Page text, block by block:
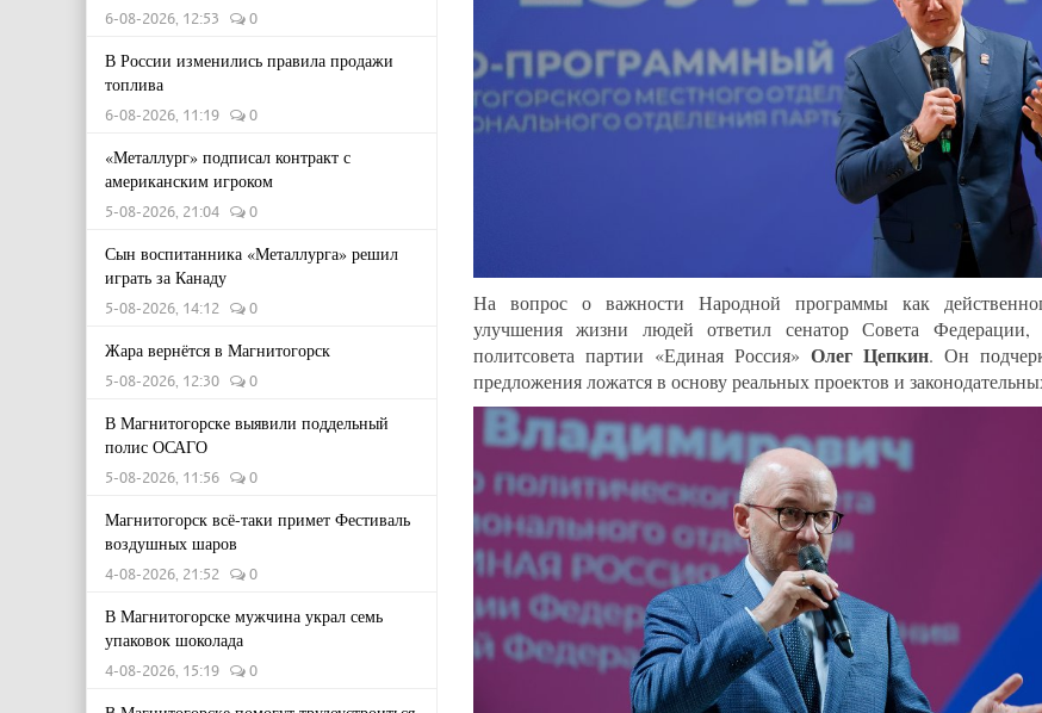
6-08-2026, 12:53 0
В России изменились правила продажи
топлива
6-08-2026, 11:19 0
«Металлург» подписал контракт с
американским игроком
5-08-2026, 21:04 0
Сын воспитанника «Металлурга» решил
играть за Канаду
5-08-2026, 14:12 0
Жара вернётся в Магнитогорск
5-08-2026, 12:30 0
В Магнитогорске выявили поддельный
полис ОСАГО
5-08-2026, 11:56 0
Магнитогорск всё-таки примет Фестиваль
воздушных шаров
4-08-2026, 21:52 0
В Магнитогорске мужчина украл семь
упаковок шоколада
4-08-2026, 15:19 0
На вопрос о важности Народной программы как
улучшения жизни людей ответил сенатор Совета Федерации,
политсовета партии «Единая Россия» Олег Цепкин. Он
предложения ложатся в основу реальных проектов и